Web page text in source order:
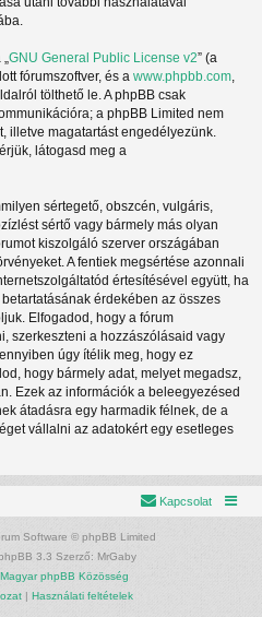
GNU General Public License v2” (a
fórumszoftver, és a www.phpbb.com
tölthető le. A phpBB csak
a phpBB Limited nem
illetve magatartást engedélyezünk.
látogasd meg a
sértegető, obszcén, vulgáris,
sértő vagy bármely más olyan
kiszolgáló szerver országában
A fentiek megsértése azonnali
értesítésével együtt, ha
érdekében az összes
Elfogadod, hogy a fórum
szerkeszteni a hozzászólásaid vagy
úgy ítélik meg, hogy ez
hogy bármely adat, melyet megadsz,
Ezek az információk a beleegyezésed
átadásra egy harmadik félnek, de a
vállalni az adatokért egy esetleges
Kapcsolat
Software © phpBB Limited
3.3 Szerző: MrGaby
Magyar phpBB Közösség
| Használati feltételek